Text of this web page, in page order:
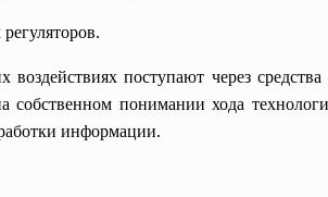
поступают через
собственном понимании хода
информации.